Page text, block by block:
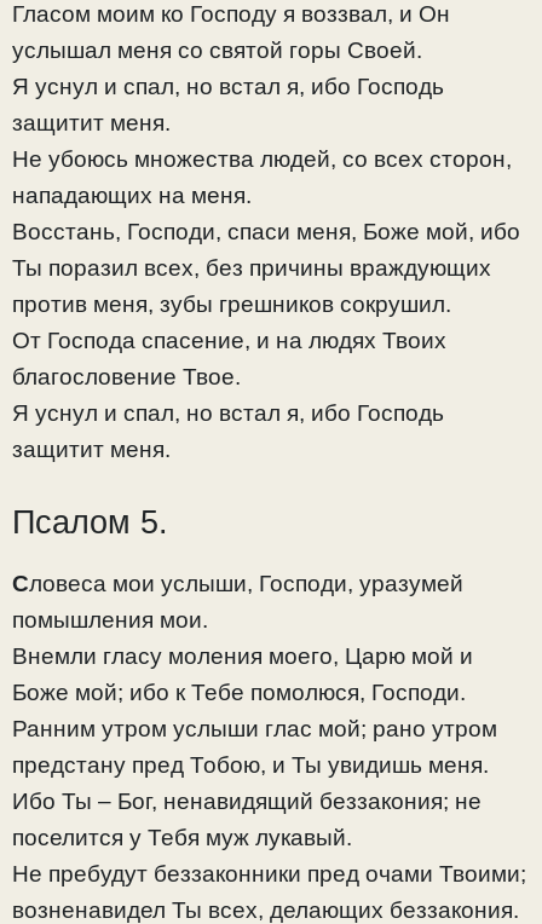
Гласом моим ко Господу я воззвал, и Он
услышал меня со святой горы Своей.
Я уснул и спал, но встал я, ибо Господь
защитит меня.
Не убоюсь множества людей, со всех сторон,
нападающих на меня.
Восстань, Господи, спаси меня, Боже мой, ибо
Ты поразил всех, без причины враждующих
против меня, зубы грешников сокрушил.
От Господа спасение, и на людях Твоих
благословение Твое.
Я уснул и спал, но встал я, ибо Господь
защитит меня.
Псалом 5.
Словеса мои услыши, Господи, уразумей
помышления мои.
Внемли гласу моления моего, Царю мой и
Боже мой; ибо к Тебе помолюся, Господи.
Ранним утром услыши глас мой; рано утром
предстану пред Тобою, и Ты увидишь меня.
Ибо Ты – Бог, ненавидящий беззакония; не
поселится у Тебя муж лукавый.
Не пребудут беззаконники пред очами Твоими;
возненавидел Ты всех, делающих беззакония.